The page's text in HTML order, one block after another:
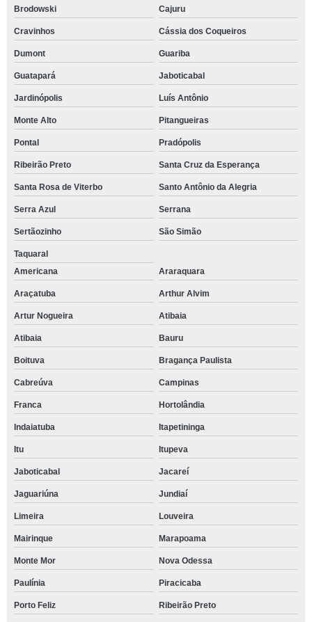
Brodowski Cajuru
Cravinhos Cássia dos Coqueiros
Dumont Guariba
Guatapará Jaboticabal
Jardinópolis Luís Antônio
Monte Alto Pitangueiras
Pontal Pradópolis
Ribeirão Preto Santa Cruz da Esperança
Santa Rosa de Viterbo Santo Antônio da Alegria
Serra Azul Serrana
Sertãozinho São Simão
Taquaral
Americana
Araraquara
Araçatuba Arthur Alvim
Artur Nogueira Atibaia
Atibaia Bauru
Boituva Bragança Paulista
Cabreúva Campinas
Franca Hortolândia
Indaiatuba Itapetininga
Itu Itupeva
Jaboticabal Jacareí
Jaguariúna Jundiaí
Limeira Louveira
Mairinque Marapoama
Monte Mor Nova Odessa
Paulínia Piracicaba
Porto Feliz Ribeirão Preto